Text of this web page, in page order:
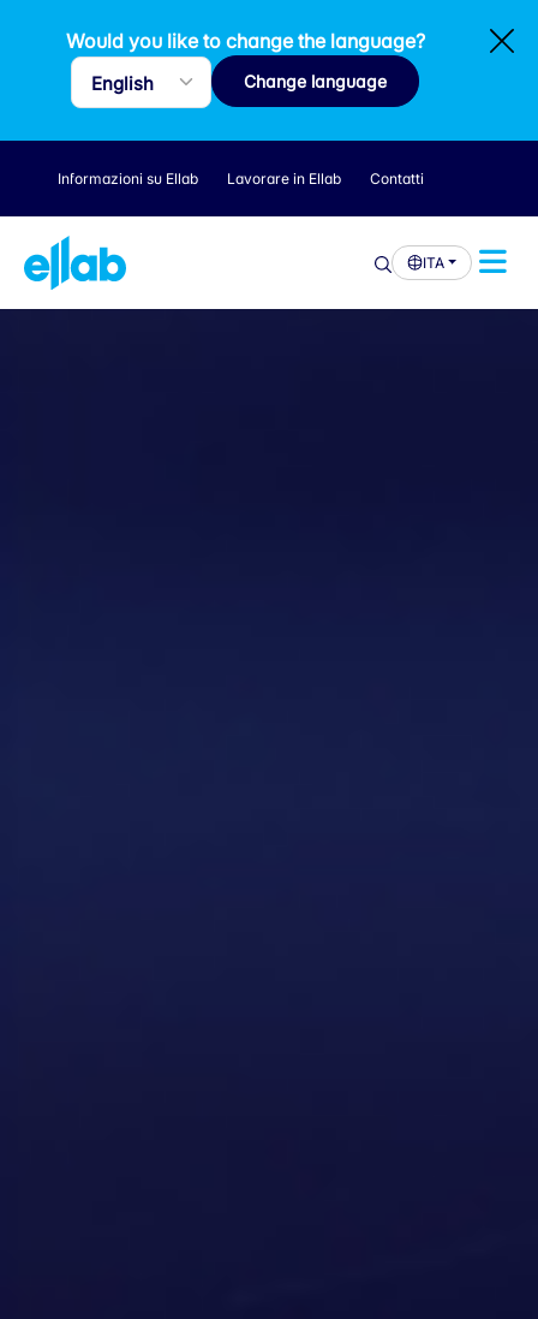
Would you like to change the language?
Change language
Informazioni su Ellab Lavorare in Ellab Contatti
ITA